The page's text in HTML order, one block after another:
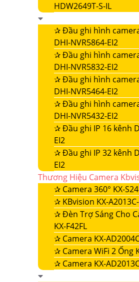
HDW2649T-S-IL
✰Đầu ghi hình
DHI-NVR5864-EI2
✰Đầu ghi hình
DHI-NVR5832-EI2
✰Đầu ghi hình
DHI-NVR5464-EI2
✰Đầu ghi hình
DHI-NVR5432-EI2
✰Đầu ghi IP 16 kênh
EI2
✰Đầu ghi IP 32 kênh
EI2
Thương Hiệu Camera
✰ Camera 360° KX-
✰ KBvision KX-
✰Đèn Trợ Sáng Cho
KX-F42FL
✰ Camera KX-
✰ Camera WiFi 2 Ống
✰ Camera KX-